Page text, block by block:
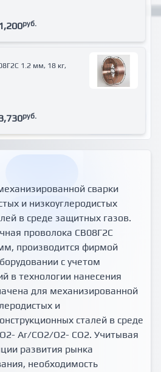
1,200руб.
1.2 мм, 18 кг,
руб.
сварки
и низкоуглеродистых
в среде защитных газов.
проволока CB08Г2С
производится фирмой
с учетом
в технологии нанесения
для механизированной
и
сталей в среде
Ar/CО2/O2- CO2. Учитывая
развития рынка
необходимость